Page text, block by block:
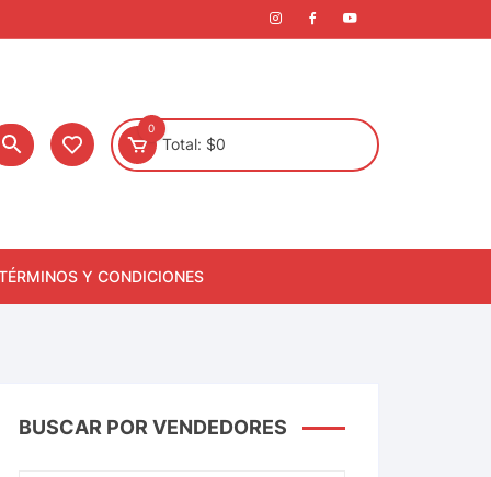
0
Total: $0
Y CONDICIONES
BUSCAR POR VENDEDORES